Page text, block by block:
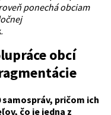
ponechá obciam
obcí
pričom ich
čo je jedna z